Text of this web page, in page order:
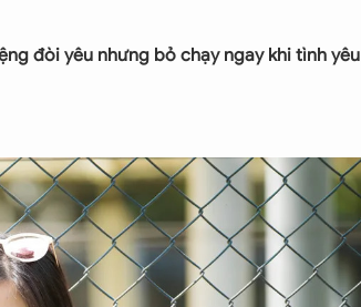
đòi yêu nhưng bỏ chạy ngay khi tình yêu